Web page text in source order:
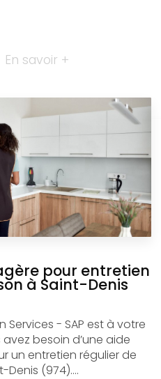
En savoir +
pour entretien
à Saint-Denis
Services - SAP est à votre
besoin d’une aide
un entretien régulier de
(974)....